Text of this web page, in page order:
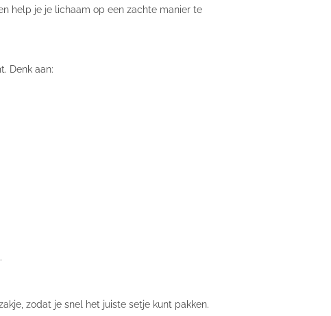
help je je lichaam op een zachte manier te
Denk aan:
zodat je snel het juiste setje kunt pakken.